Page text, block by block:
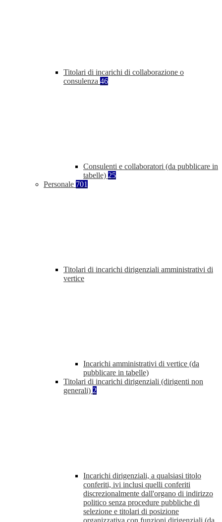
Titolari di incarichi di collaborazione o
consulenza 46
Consulenti e collaboratori (da pubblicare in
tabelle) 25
Personale 701
Titolari di incarichi dirigenziali amministrativi di
vertice
Incarichi amministrativi di vertice (da
pubblicare in tabelle)
Titolari di incarichi dirigenziali (dirigenti non
generali) 2
Incarichi dirigenziali, a qualsiasi titolo
conferiti, ivi inclusi quelli conferiti
discrezionalmente dall'organo di indirizzo
politico senza procedure pubbliche di
selezione e titolari di posizione